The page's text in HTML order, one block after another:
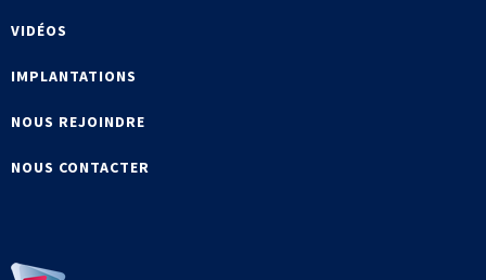
VIDÉOS
IMPLANTATIONS
NOUS REJOINDRE
NOUS CONTACTER